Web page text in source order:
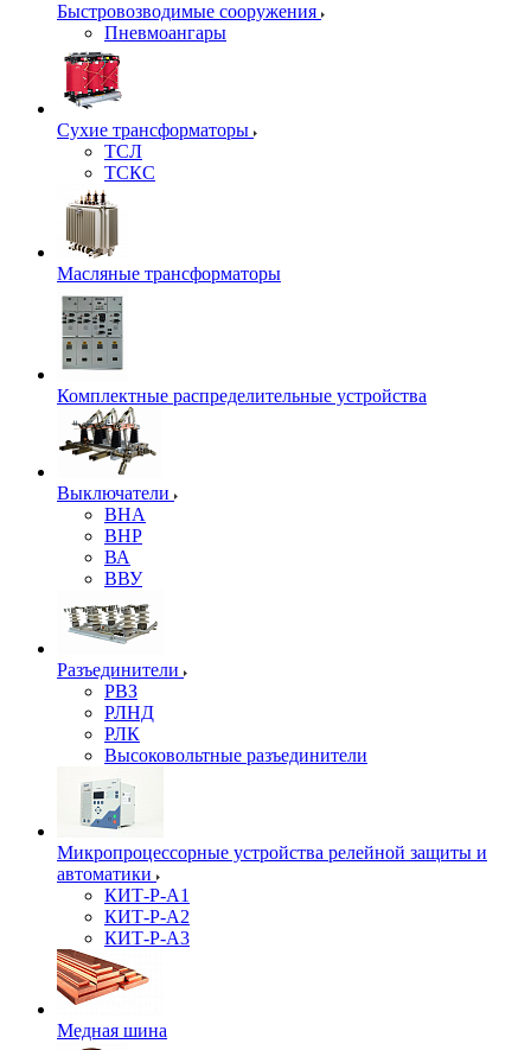
Быстровозводимые сооружения
Пневмоангары
Сухие трансформаторы
ТСЛ
ТСКС
Масляные трансформаторы
Комплектные распределительные устройства
Выключатели
ВНА
ВНР
ВА
ВВУ
Разъединители
РВЗ
РЛНД
РЛК
Высоковольтные разъединители
Микропроцессорные устройства релейной защиты и
автоматики
КИТ-Р-А1
КИТ-Р-А2
КИТ-Р-А3
Медная шина